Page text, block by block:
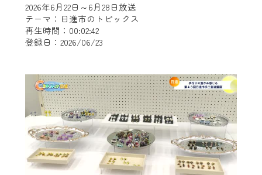
2026年6月22日～6月28日放送
テーマ：日進市のトピックス
再生時間：00:02:42
登録日：2026/06/23